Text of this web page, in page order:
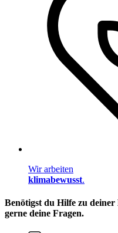
Wir arbeiten
klimabewusst.
Benötigst du Hilfe zu
gerne deine Fragen.